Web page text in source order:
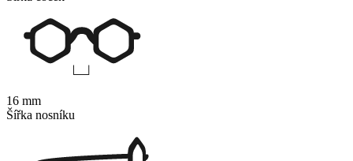
16 mm
Šířka nosníku